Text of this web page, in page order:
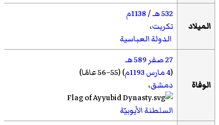
الميلاد
532 هـ /1138م
تكريت،
الدولة العباسية
الوفاة
27 صفر
589 هـ
(4 مارس 1193م ) (55–56 عامًا)
دمشق،
السلطنة الأيوبيّة